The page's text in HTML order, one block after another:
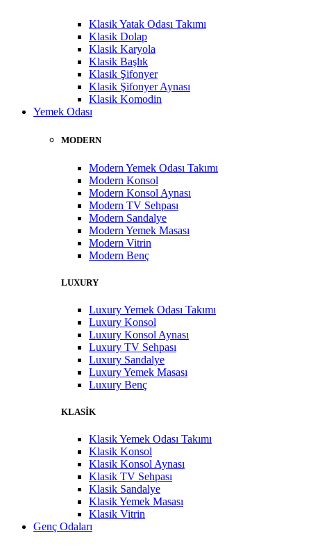
Klasik Yatak Odası Takımı
Klasik Dolap
Klasik Karyola
Klasik Başlık
Klasik Şifonyer
Klasik Şifonyer Aynası
Klasik Komodin
Yemek Odası
MODERN
Modern Yemek Odası Takımı
Modern Konsol
Modern Konsol Aynası
Modern TV Sehpası
Modern Sandalye
Modern Yemek Masası
Modern Vitrin
Modern Benç
LUXURY
Luxury Yemek Odası Takımı
Luxury Konsol
Luxury Konsol Aynası
Luxury TV Sehpası
Luxury Sandalye
Luxury Yemek Masası
Luxury Benç
KLASİK
Klasik Yemek Odası Takımı
Klasik Konsol
Klasik Konsol Aynası
Klasik TV Sehpası
Klasik Sandalye
Klasik Yemek Masası
Klasik Vitrin
Genç Odaları